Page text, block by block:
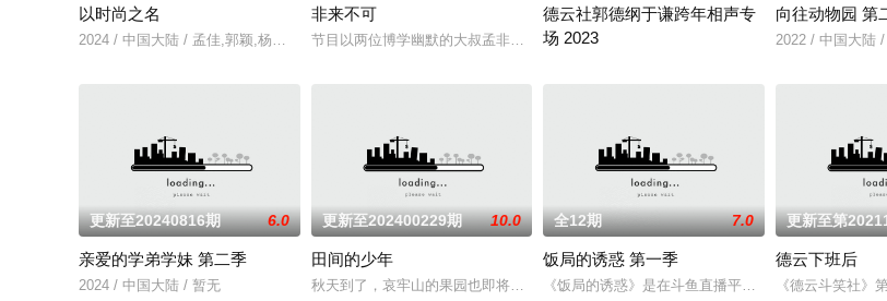
以时尚之名
2024 / 中国大陆 / 孟佳,郭颖,杨长青,赵奕欢,米卡,吴建豪,李嘉格,张馨予,金瀚,刘昊源,郑业成,杨亘
非来不可
节目以两位博学幽默的大叔孟非、刘震云携手“young friends”，展开代际碰撞的旅行
德云社郭德纲于谦跨年相声专
场 2023
德云社郭德纲于谦跨年相声专场演出欢乐来袭！本场
向往动物园 第
2022 / 中国大陆
更新至20240816期 6.0
亲爱的学弟学妹 第二季
2024 / 中国大陆 / 暂无
更新至202400229期 10.0
田间的少年
秋天到了，哀牢山的果园也即将迎来最忙的采摘季。为了解决每年采摘季人手不足的棘手问
全12期 7.0
饭局的诱惑 第一季
《饭局的诱惑》是在斗鱼直播平台进行现场直播并在
更新至第
德云下班后
《德云斗笑社》